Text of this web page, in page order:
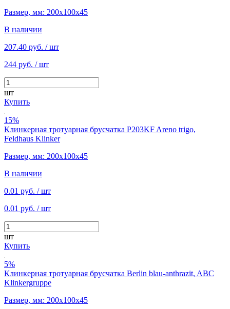
Размер, мм: 200х100х45
В наличии
207.40 руб. / шт
244 руб. / шт
шт
Купить
15%
Клинкерная тротуарная брусчатка P203KF Areno trigo,
Feldhaus Klinker
Размер, мм: 200х100х45
В наличии
0.01 руб. / шт
0.01 руб. / шт
шт
Купить
5%
Клинкерная тротуарная брусчатка Berlin blau-anthrazit, ABC
Klinkergruppe
Размер, мм: 200х100х45